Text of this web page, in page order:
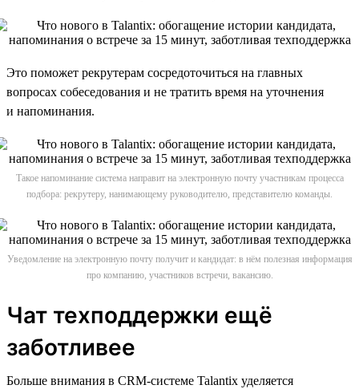
Это поможет рекрутерам сосредоточиться на главных
вопросах собеседования и не тратить время на уточнения
и напоминания.
Такое напоминание система направит на электронную почту участникам процесса
подбора: рекрутеру, нанимающему руководителю, представителю команды.
Уведомление на электронную почту получит и кандидат: в нём полезная информация
про компанию, участников встречи, вакансию.
Чат техподдержки ещё
заботливее
Больше внимания в CRM-системе Talantix уделяется